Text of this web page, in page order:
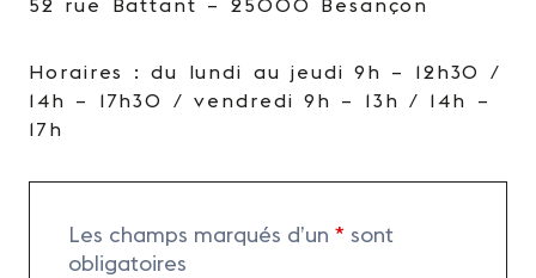
52 rue Battant – 25000 Besançon
Horaires : du lundi au jeudi 9h – 12h30 /
14h – 17h30 / vendredi 9h – 13h / 14h –
17h
Les champs marqués d’un * sont
obligatoires